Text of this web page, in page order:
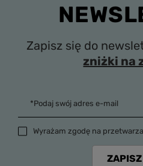
Zapisz się do
zniżki na
*Podaj swój adres e-mail
Wyrażam zgodę na przetwarzanie moich danych osobowych (adres e-mail) na
ZAPISZ